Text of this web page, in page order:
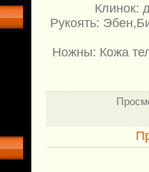
Клинок:
Рукоять:
Ножны: Кожа